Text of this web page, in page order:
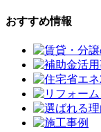
おすすめ情報